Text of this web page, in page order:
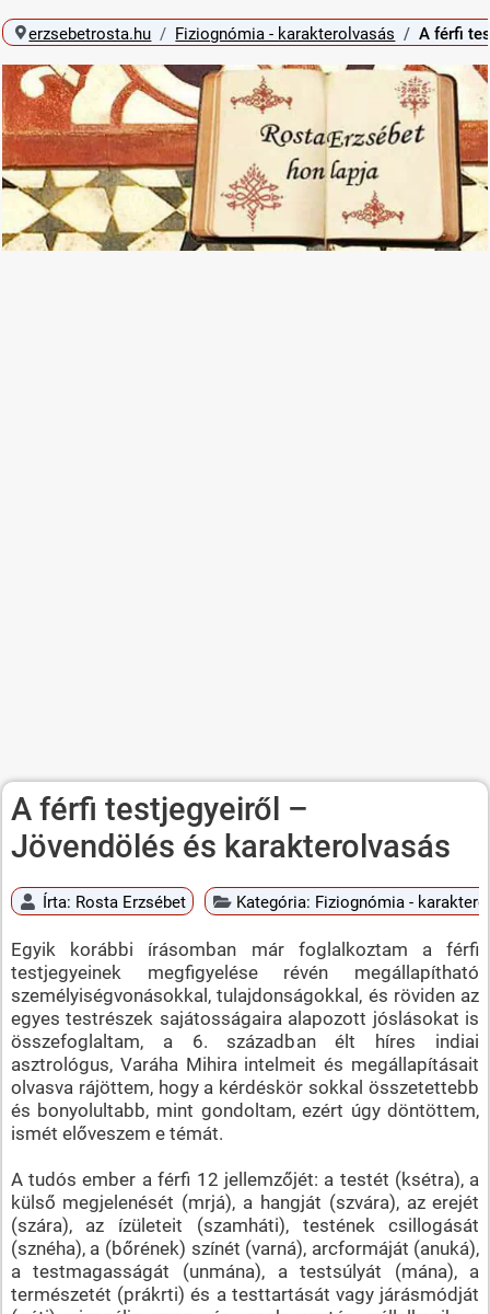
erzsebetrosta.hu Fiziognómia - karakterolvasás A férfi
A férfi testjegyeiről –
Jövendölés és karakterolvasás
Írta: Rosta Erzsébet Kategória: Fiziognómia -
Egyik korábbi írásomban már foglalkoztam a férfi
testjegyeinek megfigyelése révén megállapítható
személyiségvonásokkal, tulajdonságokkal, és röviden az
egyes testrészek sajátosságaira alapozott jóslásokat is
összefoglaltam, a 6. században élt híres indiai
asztrológus, Varáha Mihira intelmeit és megállapításait
olvasva rájöttem, hogy a kérdéskör sokkal összetettebb
és bonyolultabb, mint gondoltam, ezért úgy döntöttem,
ismét előveszem e témát.
A tudós ember a férfi 12 jellemzőjét: a testét (ksétra), a
külső megjelenését (mrjá), a hangját (szvára), az erejét
(szára), az ízületeit (szamháti), testének csillogását
(sznéha), a (bőrének) színét (varná), arcformáját (anuká),
a testmagasságát (unmána), a testsúlyát (mána), a
természetét (prákrti) és a testtartását vagy járásmódját